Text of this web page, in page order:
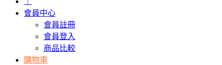
會員中心
會員註冊
會員登入
商品比較
購物車